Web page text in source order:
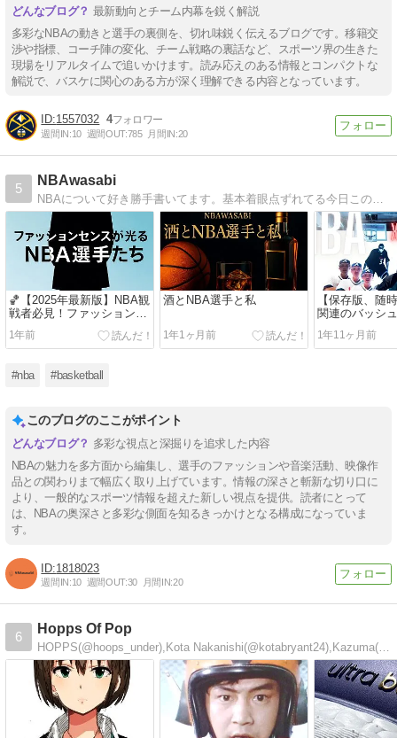
最新動向とチーム内幕を鋭く解説
多彩なNBAの動きと選手の裏側を、切れ味鋭く伝えるブログです。移籍交
渉や指標、コーチ陣の変化、チーム戦略の裏話など、スポーツ界の生きた
現場をリアルタイムで追いかけます。読み応えのある情報とコンパクトな
解説で、バスケに関心のある方が深く理解できる内容となっています。
1557032 4
週間IN:10 週間OUT:785 月間IN:20
5
NBAwasabi
NBAについて好き勝手書いてます。基本着眼点ずれてる今日この頃。個人的にはBULLSをひいきしがち。
🏀【2025年最新版】NBA観
戦者必見！ファッションセ
ンスが光るNBA選手5選
1年前
酒とNBA選手と私
1年1ヶ月前
【保存版、随
関連のバッシ
ニフォームが
を集めてみた
1年11ヶ月前
#nba #basketball
このブログのここがポイント
多彩な視点と深掘りを追求した内容
NBAの魅力を多方面から編集し、選手のファッションや音楽活動、映像作
品との関わりまで幅広く取り上げています。情報の深さと斬新な切り口に
より、一般的なスポーツ情報を超えた新しい視点を提供。読者にとって
は、NBAの奥深さと多彩な側面を知るきっかけとなる構成になっていま
す。
1818023
週間IN:10 週間OUT:30 月間IN:20
6
Hopps Of Pop
HOPPS(@hoops_under),Kota Nakanishi(@kotabryant24),Kazuma(kazuma_nba72)が共同制作してるブ…